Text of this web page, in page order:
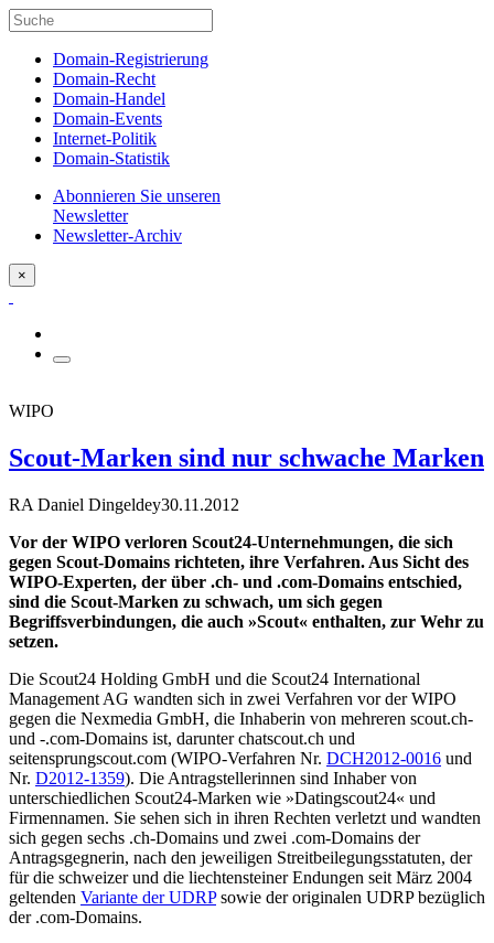
Domain-Registrierung
Domain-Recht
Domain-Handel
Domain-Events
Internet-Politik
Domain-Statistik
Abonnieren Sie unseren
Newsletter
Newsletter-Archiv
×
WIPO
Scout-Marken sind nur schwache Marken
RA Daniel Dingeldey30.11.2012
Vor der WIPO verloren Scout24-Unternehmungen, die sich
gegen Scout-Domains richteten, ihre Verfahren. Aus Sicht des
WIPO-Experten, der über .ch- und .com-Domains entschied,
sind die Scout-Marken zu schwach, um sich gegen
Begriffsverbindungen, die auch »Scout« enthalten, zur Wehr zu
setzen.
Die Scout24 Holding GmbH und die Scout24 International
Management AG wandten sich in zwei Verfahren vor der WIPO
gegen die Nexmedia GmbH, die Inhaberin von mehreren scout.ch-
und -.com-Domains ist, darunter chatscout.ch und
seitensprungscout.com (WIPO-Verfahren Nr. DCH2012-0016 und
Nr. D2012-1359). Die Antragstellerinnen sind Inhaber von
unterschiedlichen Scout24-Marken wie »Datingscout24« und
Firmennamen. Sie sehen sich in ihren Rechten verletzt und wandten
sich gegen sechs .ch-Domains und zwei .com-Domains der
Antragsgegnerin, nach den jeweiligen Streitbeilegungsstatuten, der
für die schweizer und die liechtensteiner Endungen seit März 2004
geltenden Variante der UDRPsowie der originalen UDRP bezüglich
der .com-Domains.